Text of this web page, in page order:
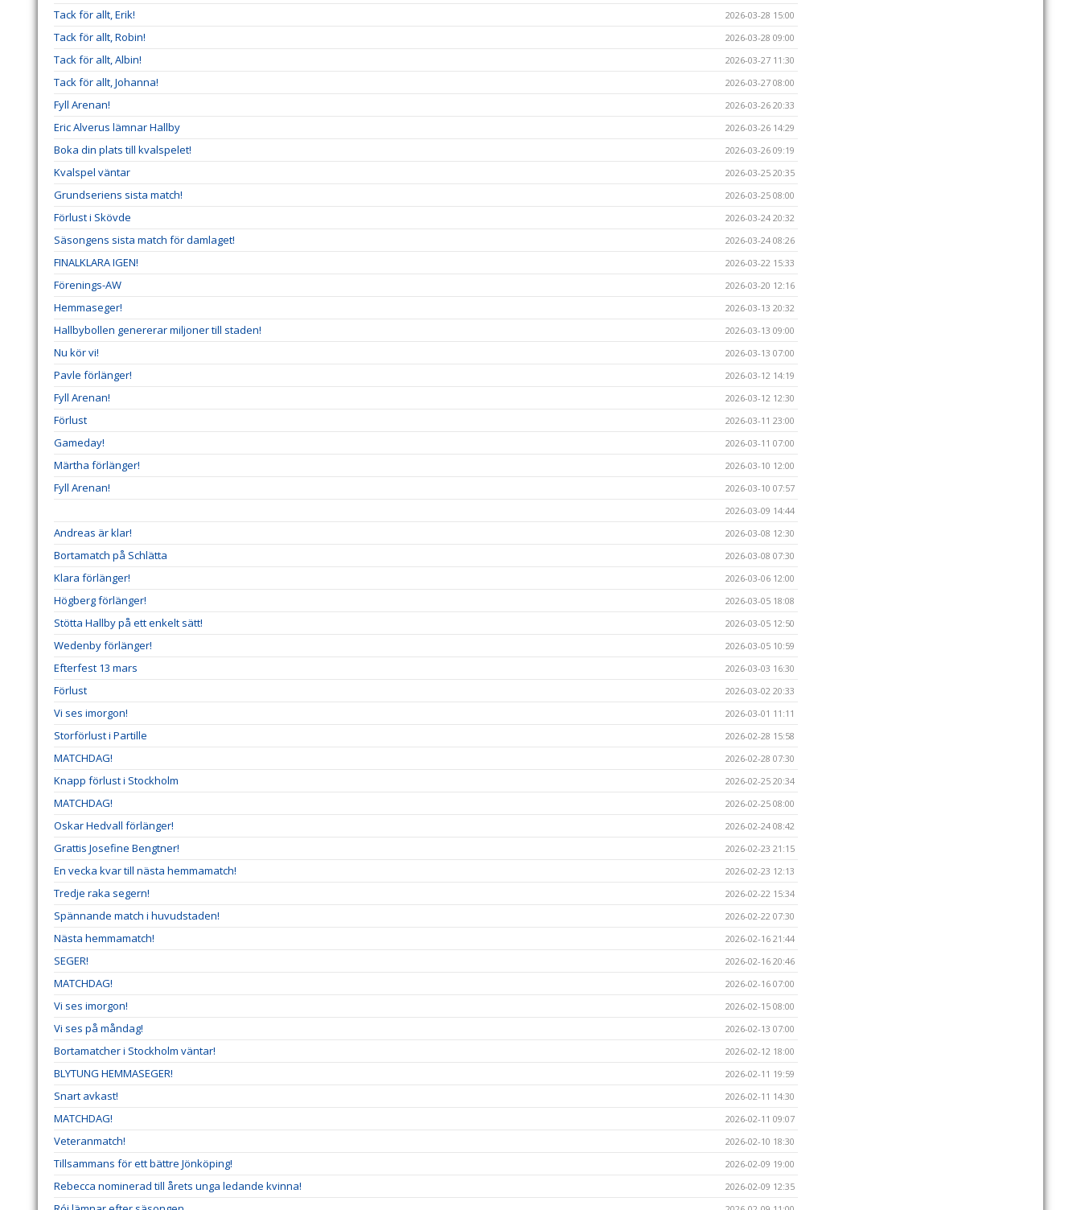
Tack för allt, Erik! 2026-03-28 15:00
Tack för allt, Robin! 2026-03-28 09:00
Tack för allt, Albin! 2026-03-27 11:30
Tack för allt, Johanna! 2026-03-27 08:00
Fyll Arenan! 2026-03-26 20:33
Eric Alverus lämnar Hallby 2026-03-26 14:29
Boka din plats till kvalspelet! 2026-03-26 09:19
Kvalspel väntar 2026-03-25 20:35
Grundseriens sista match! 2026-03-25 08:00
Förlust i Skövde 2026-03-24 20:32
Säsongens sista match för damlaget! 2026-03-24 08:26
FINALKLARA IGEN! 2026-03-22 15:33
Förenings-AW 2026-03-20 12:16
Hemmaseger! 2026-03-13 20:32
Hallbybollen genererar miljoner till staden! 2026-03-13 09:00
Nu kör vi! 2026-03-13 07:00
Pavle förlänger! 2026-03-12 14:19
Fyll Arenan! 2026-03-12 12:30
Förlust 2026-03-11 23:00
Gameday! 2026-03-11 07:00
Märtha förlänger! 2026-03-10 12:00
Fyll Arenan!
2026-03-10 07:57
2026-03-09 14:44
Andreas är klar! 2026-03-08 12:30
Bortamatch på Schlätta 2026-03-08 07:30
Klara förlänger! 2026-03-06 12:00
Högberg förlänger! 2026-03-05 18:08
Stötta Hallby på ett enkelt sätt! 2026-03-05 12:50
Wedenby förlänger! 2026-03-05 10:59
Efterfest 13 mars 2026-03-03 16:30
Förlust 2026-03-02 20:33
Vi ses imorgon! 2026-03-01 11:11
Storförlust i Partille 2026-02-28 15:58
MATCHDAG! 2026-02-28 07:30
Knapp förlust i Stockholm 2026-02-25 20:34
MATCHDAG! 2026-02-25 08:00
Oskar Hedvall förlänger! 2026-02-24 08:42
Grattis Josefine Bengtner! 2026-02-23 21:15
En vecka kvar till nästa hemmamatch! 2026-02-23 12:13
Tredje raka segern! 2026-02-22 15:34
Spännande match i huvudstaden! 2026-02-22 07:30
Nästa hemmamatch! 2026-02-16 21:44
SEGER! 2026-02-16 20:46
MATCHDAG! 2026-02-16 07:00
Vi ses imorgon! 2026-02-15 08:00
Vi ses på måndag! 2026-02-13 07:00
Bortamatcher i Stockholm väntar! 2026-02-12 18:00
BLYTUNG HEMMASEGER! 2026-02-11 19:59
Snart avkast! 2026-02-11 14:30
MATCHDAG! 2026-02-11 09:07
Veteranmatch! 2026-02-10 18:30
Tillsammans för ett bättre Jönköping! 2026-02-09 19:00
Rebecca nominerad till årets unga ledande kvinna! 2026-02-09 12:35